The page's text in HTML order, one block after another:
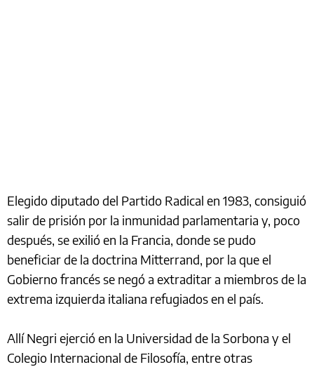
Elegido diputado del Partido Radical en 1983, consiguió
salir de prisión por la inmunidad parlamentaria y, poco
después, se exilió en la Francia, donde se pudo
beneficiar de la doctrina Mitterrand, por la que el
Gobierno francés se negó a extraditar a miembros de la
extrema izquierda italiana refugiados en el país.
Allí Negri ejerció en la Universidad de la Sorbona y el
Colegio Internacional de Filosofía, entre otras